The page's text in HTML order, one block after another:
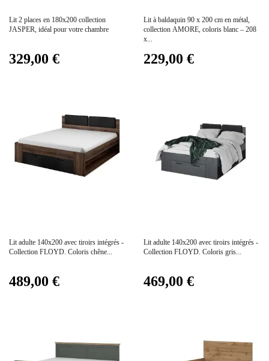
Lit 2 places en 180x200 collection
JASPER, idéal pour votre chambre
329,00 €
Lit à baldaquin 90 x 200 cm en métal,
collection AMORE, coloris blanc – 208
x...
229,00 €
Lit adulte 140x200 avec tiroirs intégrés -
Collection FLOYD. Coloris chêne...
489,00 €
Lit adulte 140x200 avec tiroirs intégrés -
Collection FLOYD. Coloris gris...
469,00 €